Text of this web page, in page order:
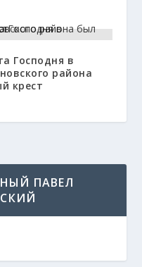
Господня в
района
крест
ПАВЕЛ